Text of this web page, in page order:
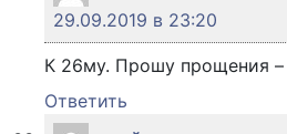
29.09.2019 в 23:20
К 26му. Прошу прощения –
Ответить